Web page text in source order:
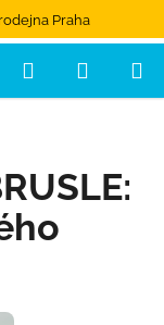
Praha
Hledat